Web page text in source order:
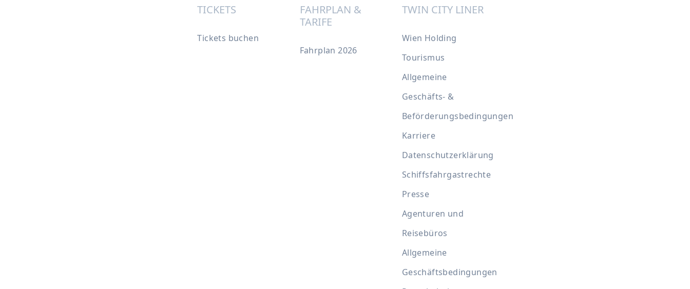
TICKETS
Tickets buchen
FAHRPLAN &
TARIFE
Fahrplan 2026
TWIN CITY LINER
Wien Holding
Tourismus
Allgemeine
Geschäfts- &
Beförderungsbedingungen
Karriere
Datenschutzerklärung
Schiffsfahrgastrechte
Presse
Agenturen und
Reisebüros
Allgemeine
Geschäftsbedingungen